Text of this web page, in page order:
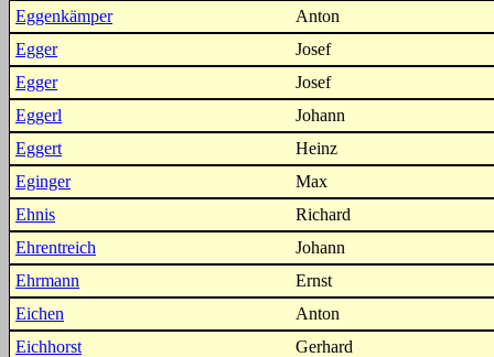
Eggenkämper
Anton
Egger
Josef
Egger
Josef
Eggerl
Johann
Eggert
Heinz
Eginger
Max
Ehnis
Richard
Ehrentreich
Johann
Ehrmann
Ernst
Eichen
Anton
Eichhorst
Gerhard